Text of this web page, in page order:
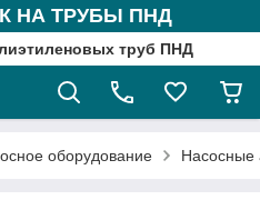
НА ТРУБЫ ПНД
труб ПНД
оборудование Насосные